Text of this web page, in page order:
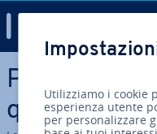
Vai al contenuto prin­ci­pa­le
Pro­du­zio­ne
quando è
Utilizziamo i cookie
esperienza utente
per personalizzare